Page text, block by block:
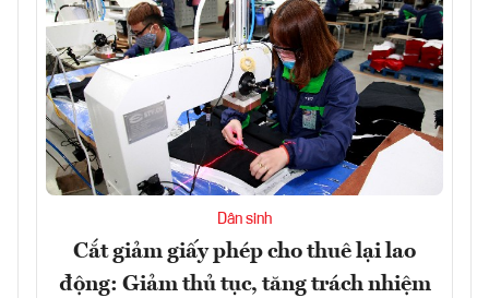
Dân sinh
Cắt giảm giấy phép cho thuê lại lao
động: Giảm thủ tục, tăng trách nhiệm